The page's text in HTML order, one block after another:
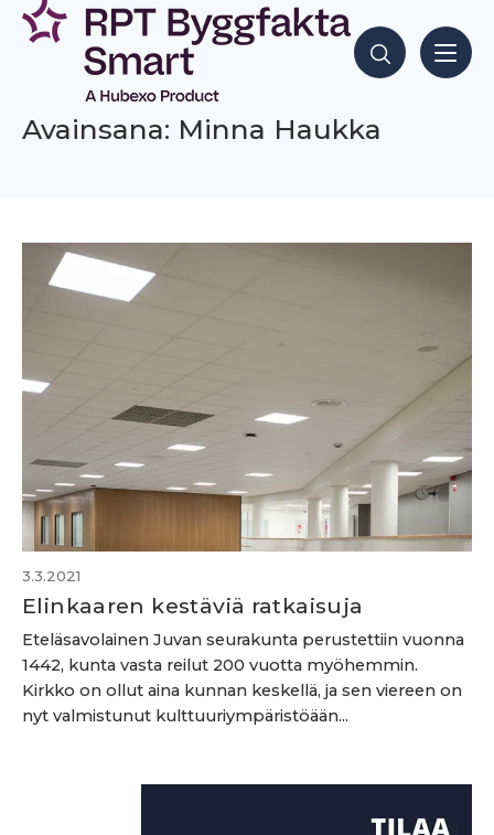
Siirry
sisältöön
Hae sisältöjä
Avainsana: Minna Haukka
3.3.2021
Elinkaaren kestäviä ratkaisuja
Eteläsavolainen Juvan seurakunta perustettiin vuonna
1442, kunta vasta reilut 200 vuotta myöhemmin.
Kirkko on ollut aina kunnan keskellä, ja sen viereen on
nyt valmistunut kulttuuriympäristöään...